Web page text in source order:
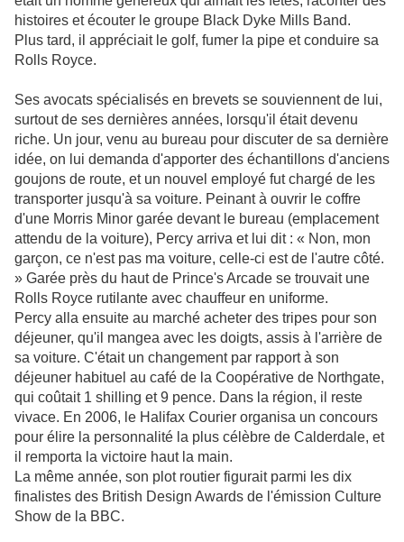
histoires et écouter le groupe Black Dyke Mills Band.
Plus tard, il appréciait le golf, fumer la pipe et conduire sa
Rolls Royce.
Ses avocats spécialisés en brevets se souviennent de lui,
surtout de ses dernières années, lorsqu'il était devenu
riche. Un jour, venu au bureau pour discuter de sa dernière
idée, on lui demanda d'apporter des échantillons d'anciens
goujons de route, et un nouvel employé fut chargé de les
transporter jusqu'à sa voiture. Peinant à ouvrir le coffre
d'une Morris Minor garée devant le bureau (emplacement
attendu de la voiture), Percy arriva et lui dit : « Non, mon
garçon, ce n'est pas ma voiture, celle-ci est de l'autre côté.
» Garée près du haut de Prince's Arcade se trouvait une
Rolls Royce rutilante avec chauffeur en uniforme.
Percy alla ensuite au marché acheter des tripes pour son
déjeuner, qu'il mangea avec les doigts, assis à l'arrière de
sa voiture. C'était un changement par rapport à son
déjeuner habituel au café de la Coopérative de Northgate,
qui coûtait 1 shilling et 9 pence. Dans la région, il reste
vivace. En 2006, le Halifax Courier organisa un concours
pour élire la personnalité la plus célèbre de Calderdale, et
il remporta la victoire haut la main.
La même année, son plot routier figurait parmi les dix
finalistes des British Design Awards de l'émission Culture
Show de la BBC.